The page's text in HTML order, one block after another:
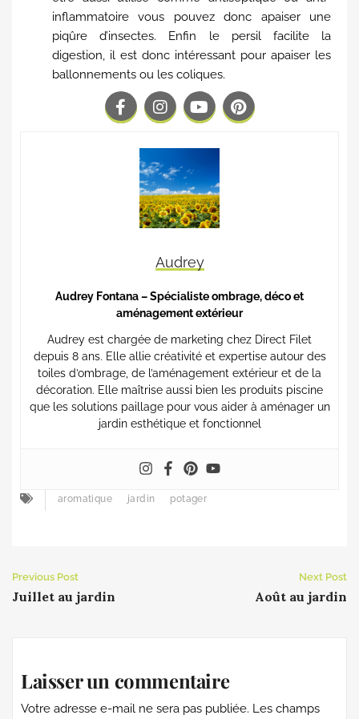
inflammatoire vous pouvez donc apaiser une
piqûre d’insectes. Enfin le persil facilite la
digestion, il est donc intéressant pour apaiser les
ballonnements ou les coliques.
Audrey
Audrey Fontana – Spécialiste ombrage, déco et
aménagement extérieur
Audrey est chargée de marketing chez Direct Filet
depuis 8 ans. Elle allie créativité et expertise autour des
toiles d’ombrage, de l’aménagement extérieur et de la
décoration. Elle maîtrise aussi bien les produits piscine
que les solutions paillage pour vous aider à aménager un
jardin esthétique et fonctionnel
aromatique jardin potager
Previous Post
Juillet au jardin
Next Post
Août au jardin
Laisser un commentaire
Votre adresse e-mail ne sera pas publiée. Les champs